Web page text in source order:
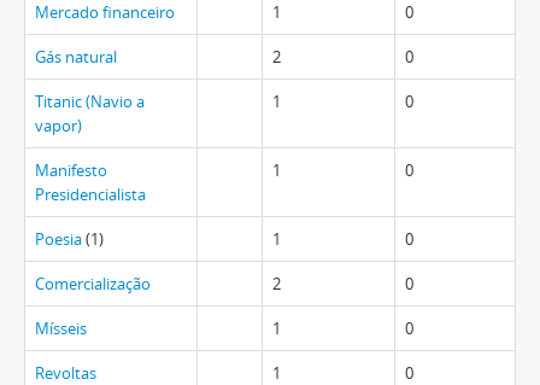
Mercado financeiro 1 0
Gás natural 2 0
Titanic (Navio a
vapor)
1 0
Manifesto
Presidencialista
1 0
Poesia(1) 1 0
Comercialização 2 0
Mísseis 1 0
Revoltas 1 0